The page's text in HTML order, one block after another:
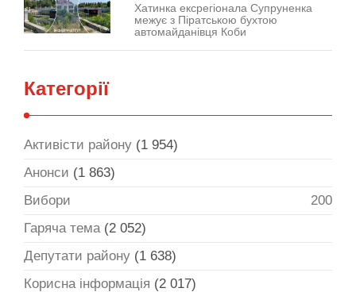
Хатинка ексрегіонала Супруненка
межує з Піратською бухтою
автомайданівця Коби
Категорії
Активісти району (1 954)
Анонси (1 863)
Вибори
200
Гаряча тема(2 052)
Депутати району (1 638)
Корисна інформація (2 017)